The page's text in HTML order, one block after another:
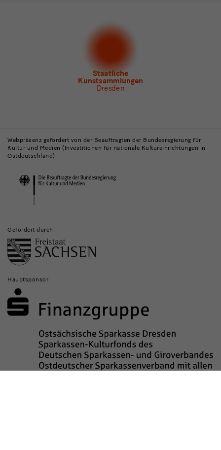
Museum für Sächsische Volkskunst
Staatliche
Kunstsammlungen
Dresden
Museen
und
Institutionen
Webpräsenz gefördert von der Beauftragten der Bundesregierung für
Kultur und Medien (Investitionen für nationale Kultureinrichtungen in
Ostdeutschland)
Gefördert durch
Hauptsponsor